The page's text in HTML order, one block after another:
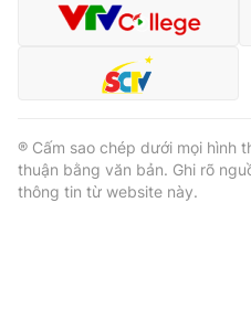
® Cấm sao chép dưới mọi hình
thuận bằng văn bản. Ghi rõ
thông tin từ website này.